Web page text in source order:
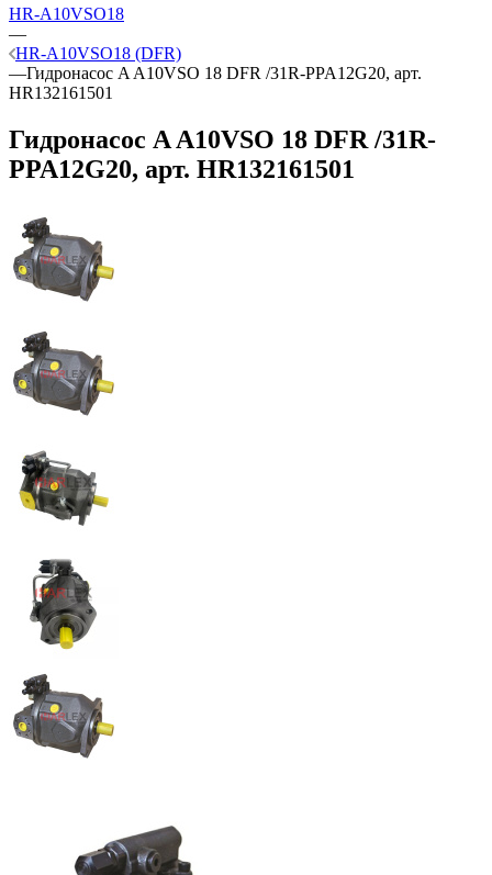
HR-A10VSO18
—
HR-A10VSO18 (DFR)
—Гидронасос A A10VSO 18 DFR /31R-PPA12G20, арт.
HR132161501
Гидронасос A A10VSO 18 DFR /31R-
PPA12G20, арт. HR132161501